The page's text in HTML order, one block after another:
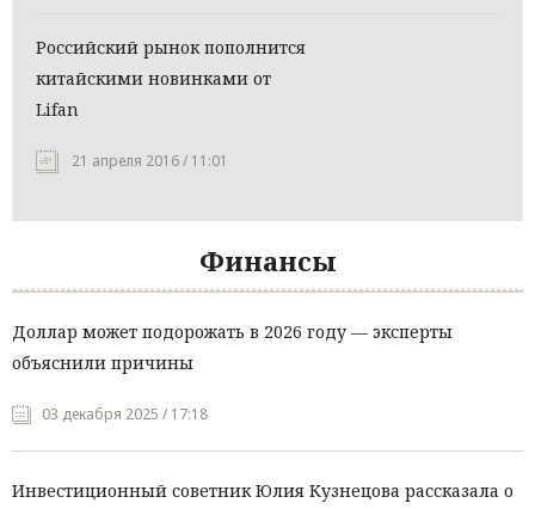
Российский рынок пополнится
китайскими новинками от
Lifan
21 апреля 2016 / 11:01
Финансы
Доллар может подорожать в 2026 году — эксперты
объяснили причины
03 декабря 2025 / 17:18
Инвестиционный советник Юлия Кузнецова рассказала о